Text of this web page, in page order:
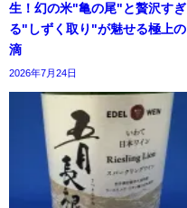
生！幻の米"亀の尾"と贅沢すぎ
る"しずく取り"が魅せる極上の
滴
2026年7月24日